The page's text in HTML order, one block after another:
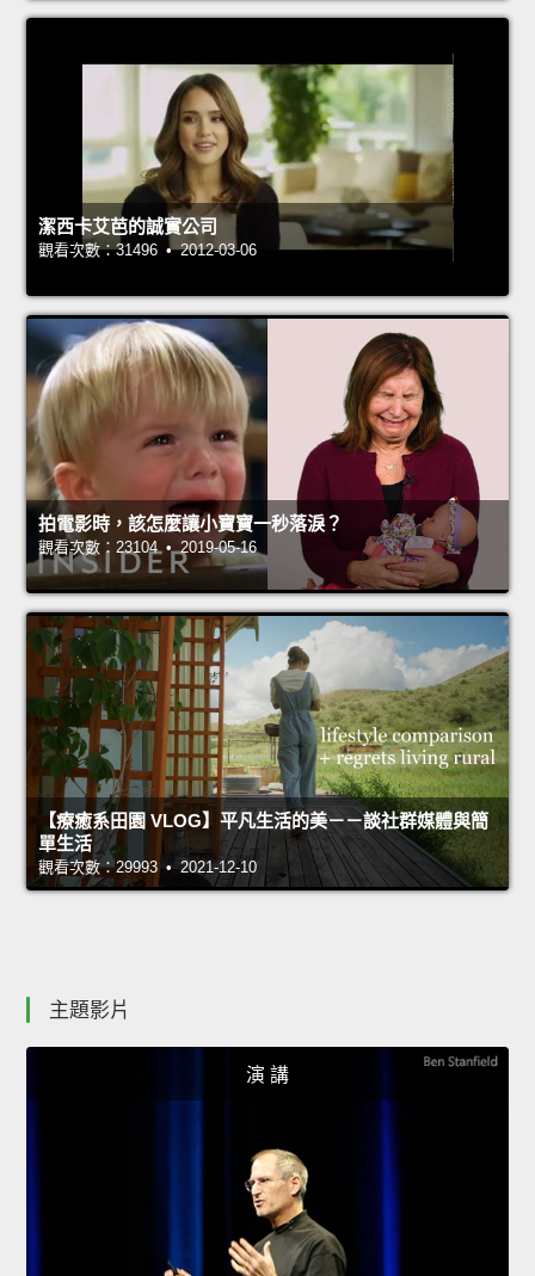
潔西卡艾芭的誠實公司
觀看次數：31496 • 2012-03-06
拍電影時，該怎麼讓小寶寶一秒落淚？
觀看次數：23104 • 2019-05-16
【療癒系田園 VLOG】平凡生活的美－－談社群媒體與簡
單生活
觀看次數：29993 • 2021-12-10
主題影片
演 講